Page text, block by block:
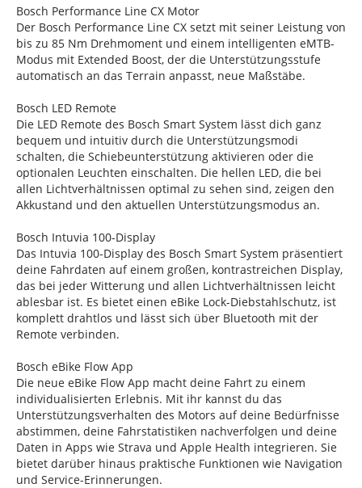
Bosch Performance Line CX Motor
Der Bosch Performance Line CX setzt mit seiner Leistung von
bis zu 85 Nm Drehmoment und einem intelligenten eMTB-
Modus mit Extended Boost, der die Unterstützungsstufe
automatisch an das Terrain anpasst, neue Maßstäbe.
Bosch LED Remote
Die LED Remote des Bosch Smart System lässt dich ganz
bequem und intuitiv durch die Unterstützungsmodi
schalten, die Schiebeunterstützung aktivieren oder die
optionalen Leuchten einschalten. Die hellen LED, die bei
allen Lichtverhältnissen optimal zu sehen sind, zeigen den
Akkustand und den aktuellen Unterstützungsmodus an.
Bosch Intuvia 100-Display
Das Intuvia 100-Display des Bosch Smart System präsentiert
deine Fahrdaten auf einem großen, kontrastreichen Display,
das bei jeder Witterung und allen Lichtverhältnissen leicht
ablesbar ist. Es bietet einen eBike Lock-Diebstahlschutz, ist
komplett drahtlos und lässt sich über Bluetooth mit der
Remote verbinden.
Bosch eBike Flow App
Die neue eBike Flow App macht deine Fahrt zu einem
individualisierten Erlebnis. Mit ihr kannst du das
Unterstützungsverhalten des Motors auf deine Bedürfnisse
abstimmen, deine Fahrstatistiken nachverfolgen und deine
Daten in Apps wie Strava und Apple Health integrieren. Sie
bietet darüber hinaus praktische Funktionen wie Navigation
und Service-Erinnerungen.